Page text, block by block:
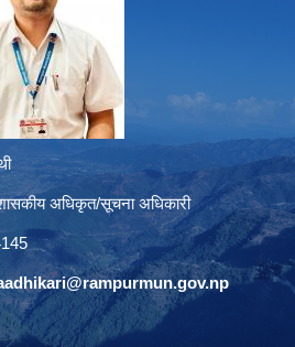
अधिकृत/सूचना अधिकारी